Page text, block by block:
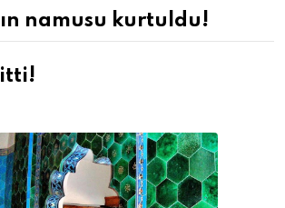
namusu kurtuldu!